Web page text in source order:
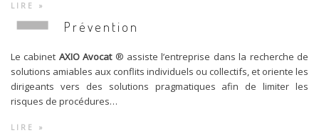
LIRE »
Prévention
Le cabinet AXIO Avocat® assiste l’entreprise dans la recherche de
solutions amiables aux conflits individuels ou collectifs, et oriente les
dirigeants vers des solutions pragmatiques afin de limiter les
risques de procédures…
LIRE »